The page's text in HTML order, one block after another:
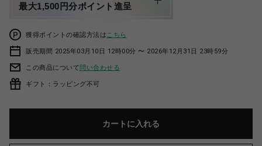
最大1,500円分ポイント進呈
獲得ポイントの確認方法は こちら
販売期間 2025年03月10日 12時00分 〜 2026年12月31日 23時59分
この商品について問い合わせる
ギフト：ラッピング不可
カートに入れる